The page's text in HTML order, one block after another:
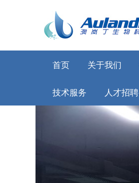
首页 关于我们
技术服务 人才招聘